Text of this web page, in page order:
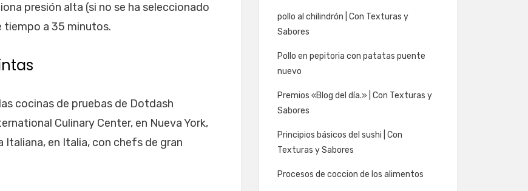
presión alta (si no se ha seleccionado
a 35 minutos.
cocinas de pruebas de Dotdash
Culinary Center, en Nueva York,
Italiana, en Italia, con chefs de gran
pollo al chilindrón | Con Texturas y
Sabores
Pollo en pepitoria con patatas puente
nuevo
Premios «Blog del día.» | Con Texturas y
Sabores
Principios básicos del sushi | Con
Texturas y Sabores
Procesos de coccion de los alimentos